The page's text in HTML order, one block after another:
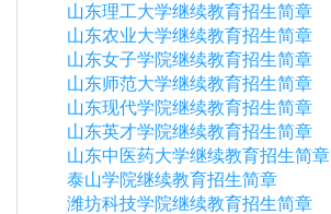
山东理工大学继续教育招生简章
山东农业大学继续教育招生简章
山东女子学院继续教育招生简章
山东师范大学继续教育招生简章
山东现代学院继续教育招生简章
山东英才学院继续教育招生简章
山东中医药大学继续教育招生简章
泰山学院继续教育招生简章
潍坊科技学院继续教育招生简章